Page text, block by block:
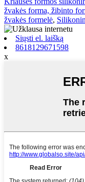
žvakės forma, žibinto
žvakės formelė,
Siųsti el. laišką
8618129671598
x